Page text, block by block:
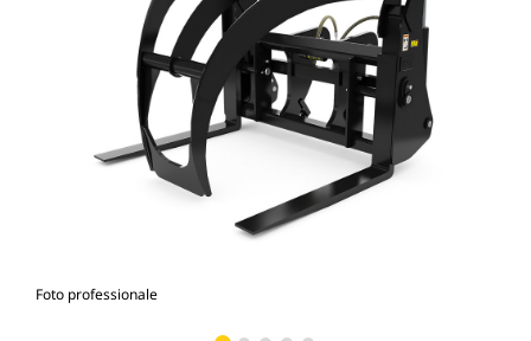
Foto professionale